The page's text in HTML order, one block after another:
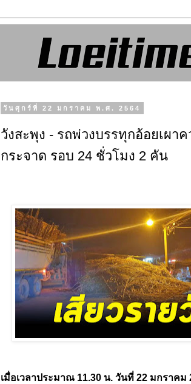
วันศุกร์ที่ 22 มกราคม พ.ศ. 2564
วังสะพุง - รถพ่วงบรรทุกอ้อยเผาค
กระจาด รอบ 24 ชั่วโมง 2 คัน
เมื่อเวลาประมาณ 11.30 น. วันที่ 22 มกราคม